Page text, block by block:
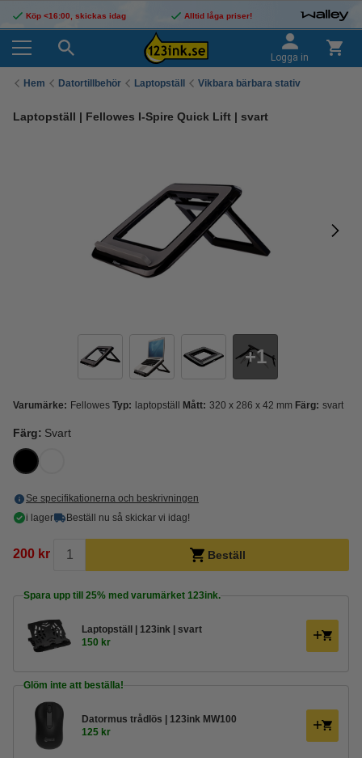
Köp <16:00, skickas idag Alltid låga priser!
Logga in
Hem Datortillbehör Laptopställ Vikbara bärbara stativ
Laptopställ | Fellowes I-Spire Quick Lift | svart
1
Varumärke: Fellowes Typ: laptopställ Mått: 320 x 286 x 42 mm Färg: svart
Färg: Svart
Se specifikationerna och beskrivningen
i lager
Beställ nu så skickar vi idag!
200 kr Beställ
Spara upp till 25% med varumärket 123ink.
Laptopställ | 123ink | svart
150 kr
Glöm inte att beställa!
Datormus trådlös | 123ink MW100
125 kr